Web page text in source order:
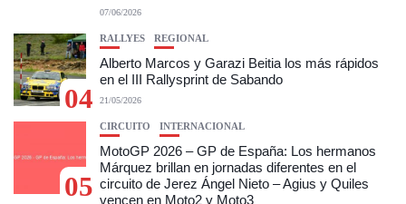
07/06/2026
04
RALLYES REGIONAL
Alberto Marcos y Garazi Beitia los más rápidos
en el III Rallysprint de Sabando
21/05/2026
05
CIRCUITO INTERNACIONAL
MotoGP 2026 – GP de España: Los hermanos
Márquez brillan en jornadas diferentes en el
circuito de Jerez Ángel Nieto – Agius y Quiles
vencen en Moto2 y Moto3